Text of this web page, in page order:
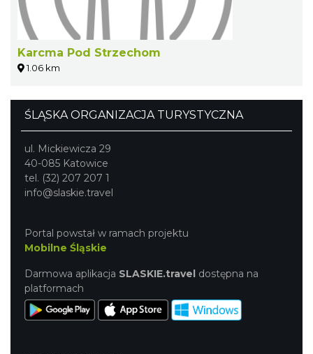
Karcma Pod Strzechom
1.06 km
ŚLĄSKA ORGANIZACJA TURYSTYCZNA
ul. Mickiewicza 29
40-085 Katowice
tel. (32) 207 207 1
info@slaskie.travel
Portal powstał w ramach projektu
Mobilne Śląskie
Darmowa aplikacja SLASKIE.travel dostępna na
platformach